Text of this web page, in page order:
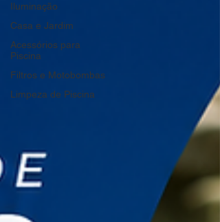
Iluminação
Casa e Jardim
Acessórios para
Piscina
Filtros e Motobombas
Limpeza de Piscina